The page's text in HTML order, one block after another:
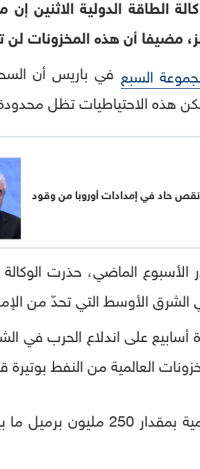
الطاقة الدولية الاثنين
مضيفا أن هذه المخزونات
السبع
هذه الاحتياطيات تظل
نقص حاد في إمدادات أوروبا من وقود
الأسبوع الماضي، حذرت
الأوسط التي تحدّ من
على اندلاع الحرب في
العالمية من النفط بوتيرة